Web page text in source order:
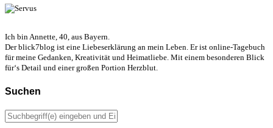
Ich bin Annette, 40, aus Bayern.
Der blick7blog ist eine Liebeserklärung an mein Leben. Er ist online-Tagebuch
für meine Gedanken, Kreativität und Heimatliebe. Mit einem besonderen Blick
für‘s Detail und einer großen Portion Herzblut.
Suchen